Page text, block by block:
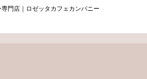
門店｜ロゼッタカフェカンパニー